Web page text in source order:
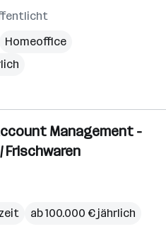
Homeoffice
Management -
Frischwaren
ab 100.000 € jährlich